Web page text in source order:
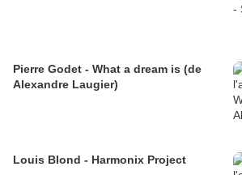
Pierre Godet - What a dream is (de
Alexandre Laugier)
Louis Blond - Harmonix Project